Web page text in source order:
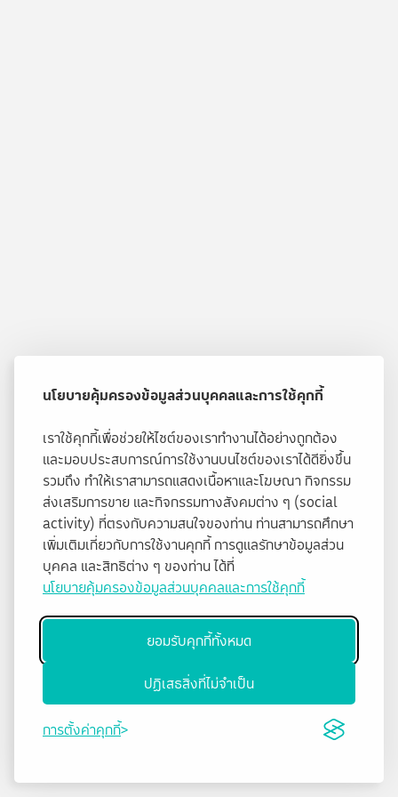
นโยบายคุ้มครองข้อมูลส่วนบุคคลและการใช้คุกกี้
เราใช้คุกกี้เพื่อช่วยให้ไซต์ของเราทำงานได้อย่างถูกต้อง
และมอบประสบการณ์การใช้งานบนไซต์ของเราได้ดียิ่งขึ้น
รวมถึง ทำให้เราสามารถแสดงเนื้อหาและโฆษณา กิจกรรม
ส่งเสริมการขาย และกิจกรรมทางสังคมต่าง ๆ (social
activity) ที่ตรงกับความสนใจของท่าน ท่านสามารถศึกษา
เพิ่มเติมเกี่ยวกับการใช้งานคุกกี้ การดูแลรักษาข้อมูลส่วน
บุคคล และสิทธิต่าง ๆ ของท่าน ได้ที่
นโยบายคุ้มครองข้อมูลส่วนบุคคลและการใช้คุกกี้
ยอมรับคุกกี้ทั้งหมด
ปฏิเสธสิ่งที่ไม่จำเป็น
การตั้งค่าคุกกี้